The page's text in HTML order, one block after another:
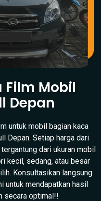
Film Mobil
Depan
untuk mobil bagian kaca
Depan. Setiap harga dari
dari ukuran mobil
kecil, sedang, atau besar
Konsultasikan langsung
untuk mendapatkan hasil
secara optimal!!